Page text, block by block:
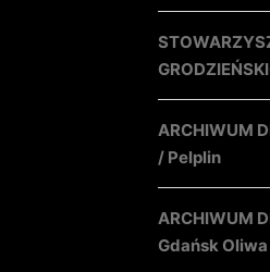
ARCHIWUM
/ Pelplin
ARCHIWUM
Gdańsk Oliwa